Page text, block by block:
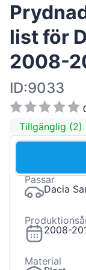
list för
2008-
ID:9033
Tillgänglig (2)
Passar
Dacia
2008-
Material